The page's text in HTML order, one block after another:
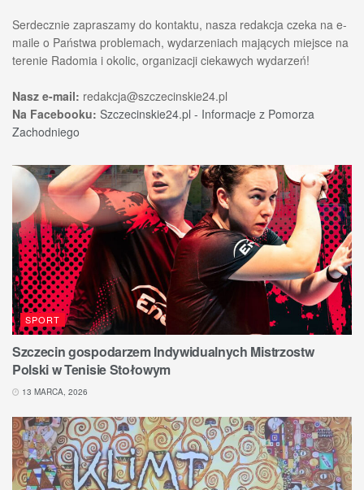
Serdecznie zapraszamy do kontaktu, nasza redakcja czeka na e-
maile o Państwa problemach, wydarzeniach mających miejsce na
terenie Radomia i okolic, organizacji ciekawych wydarzeń!
Nasz e-mail: redakcja@szczecinskie24.pl
Na Facebooku: Szczecinskie24.pl - Informacje z Pomorza
Zachodniego
SPORT
Szczecin gospodarzem Indywidualnych Mistrzostw
Polski w Tenisie Stołowym
13 MARCA, 2026